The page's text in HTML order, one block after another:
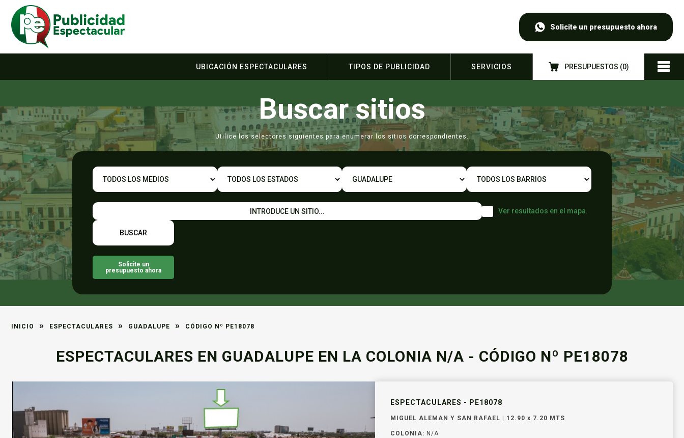
Solicite un presupuesto ahora
UBICACIÓN ESPECTACULARES TIPOS DE PUBLICIDAD SERVICIOS PRESUPUESTOS (0)
Buscar sitios
Utilice los selectores siguientes para enumerar los sitios correspondientes.
Ver resultados en el mapa.
Solicite un
presupuesto ahora
INICIO » ESPECTACULARES » GUADALUPE » CÓDIGO Nº PE18078
ESPECTACULARES EN GUADALUPE EN LA COLONIA N/A - CÓDIGO Nº PE18078
ESPECTACULARES - PE18078
MIGUEL ALEMAN Y SAN RAFAEL | 12.90 x 7.20 MTS
COLONIA: N/A